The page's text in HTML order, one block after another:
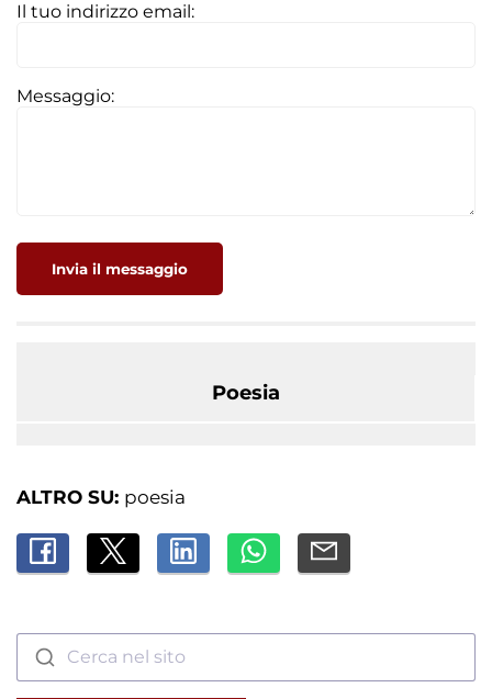
Il tuo indirizzo email:
Messaggio:
Invia il messaggio
Poesia
ALTRO SU: poesia
Cerca nel sito